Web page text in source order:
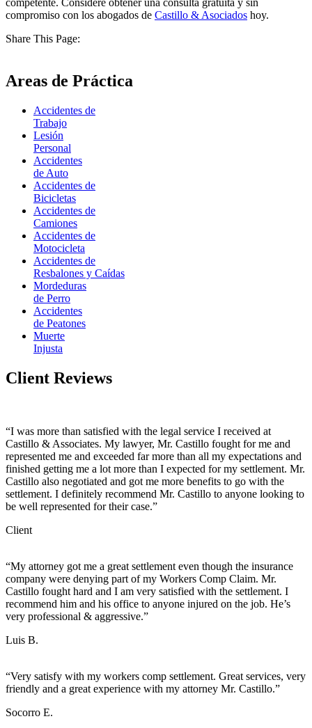
competente. Considere obtener una consulta gratuita y sin
compromiso con los abogados de Castillo & Asociados hoy.
Share This Page:
Areas de Práctica
Accidentes de
Trabajo
Lesión
Personal
Accidentes
de Auto
Accidentes de
Bicicletas
Accidentes de
Camiones
Accidentes de
Motocicleta
Accidentes de
Resbalones y Caídas
Mordeduras
de Perro
Accidentes
de Peatones
Muerte
Injusta
Client Reviews
“I was more than satisfied with the legal service I received at
Castillo & Associates. My lawyer, Mr. Castillo fought for me and
represented me and exceeded far more than all my expectations and
finished getting me a lot more than I expected for my settlement. Mr.
Castillo also negotiated and got me more benefits to go with the
settlement. I definitely recommend Mr. Castillo to anyone looking to
be well represented for their case.”
Client
“My attorney got me a great settlement even though the insurance
company were denying part of my Workers Comp Claim. Mr.
Castillo fought hard and I am very satisfied with the settlement. I
recommend him and his office to anyone injured on the job. He’s
very professional & aggressive.”
Luis B.
“Very satisfy with my workers comp settlement. Great services, very
friendly and a great experience with my attorney Mr. Castillo.”
Socorro E.